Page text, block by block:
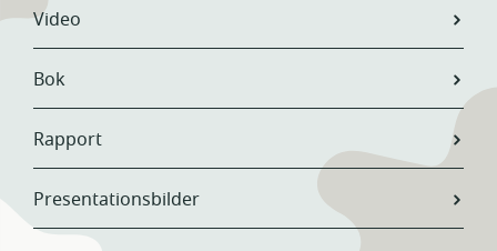
Video
Bok
Rapport
Presentationsbilder